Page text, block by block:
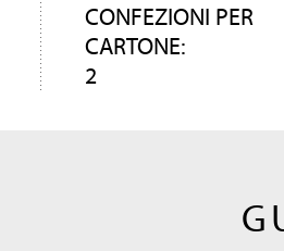
CONFEZIONI PER
CARTONE:
2